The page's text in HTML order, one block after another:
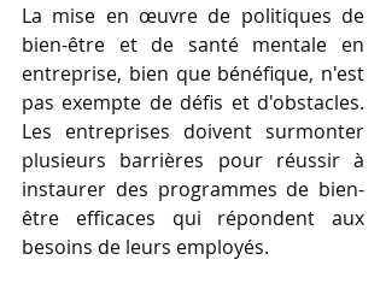
La mise en œuvre de politiques de
bien-être et de santé mentale en
entreprise, bien que bénéfique, n'est
pas exempte de défis et d'obstacles.
Les entreprises doivent surmonter
plusieurs barrières pour réussir à
instaurer des programmes de bien-
être efficaces qui répondent aux
besoins de leurs employés.